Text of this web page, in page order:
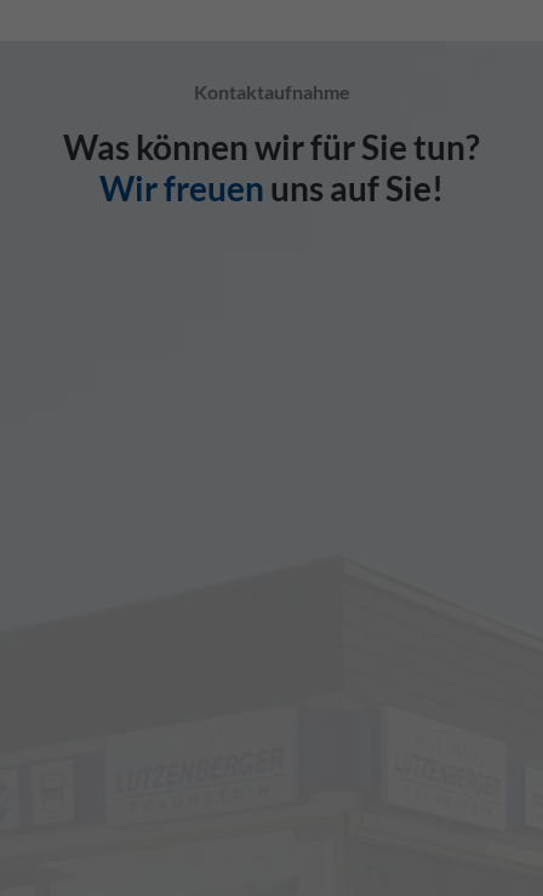
Kontaktaufnahme
Was können wir für Sie tun?
Wir freuen uns auf Sie!